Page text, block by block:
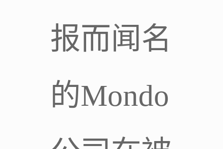
报而闻名
的Mondo